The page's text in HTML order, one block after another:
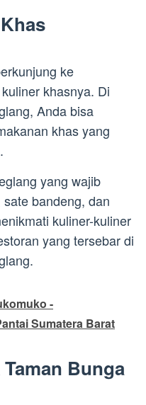
ke
khasnya. Di
Anda bisa
khas yang
yang wajib
bandeng, dan
kuliner-kuliner
yang tersebar di
-
Sumatera Barat
Bunga